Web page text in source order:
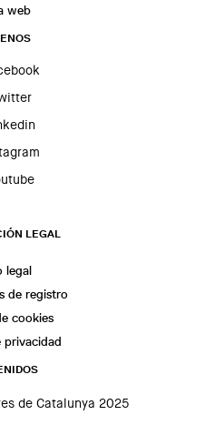
web
LEGAL
legal
de registro
cookies
privacidad
de Catalunya 2025